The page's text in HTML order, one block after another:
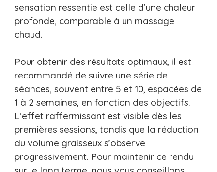
sensation ressentie est celle d’une chaleur
profonde, comparable à un massage
chaud.
Pour obtenir des résultats optimaux, il est
recommandé de suivre une série de
séances, souvent entre 5 et 10, espacées de
1 à 2 semaines, en fonction des objectifs.
L’effet raffermissant est visible dès les
premières sessions, tandis que la réduction
du volume graisseux s’observe
progressivement. Pour maintenir ce rendu